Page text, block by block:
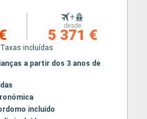
+
desde
5 371 €
Taxas incluídas
a partir dos 3 anos de
incluído